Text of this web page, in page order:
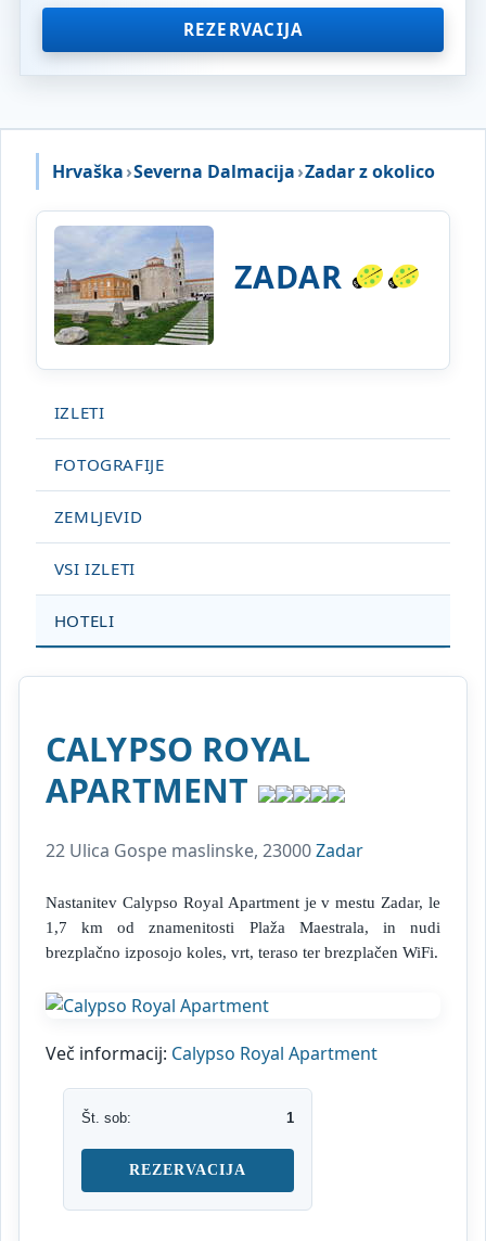
REZERVACIJA
Hrvaška›Severna Dalmacija›Zadar z okolico
ZADAR
IZLETI
FOTOGRAFIJE
ZEMLJEVID
VSI IZLETI
HOTELI
CALYPSO ROYAL
APARTMENT
22 Ulica Gospe maslinske, 23000Zadar
Nastanitev Calypso Royal Apartment je v mestu Zadar, le
1,7 km od znamenitosti Plaža Maestrala, in nudi
brezplačno izposojo koles, vrt, teraso ter brezplačen WiFi.
Več informacij: Calypso Royal Apartment
Št. sob: 1
REZERVACIJA